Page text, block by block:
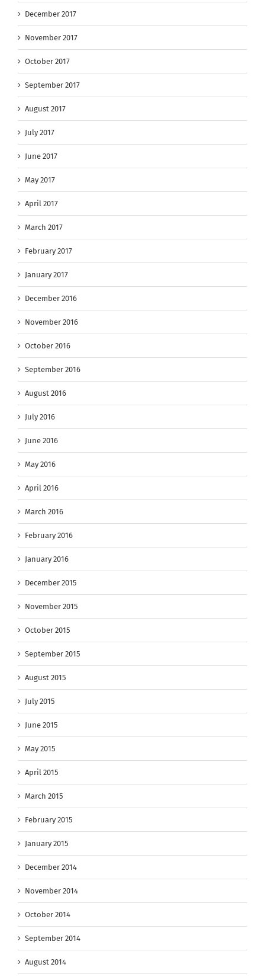
December 2017
November 2017
October 2017
September 2017
August 2017
July 2017
June 2017
May 2017
April 2017
March 2017
February 2017
January 2017
December 2016
November 2016
October 2016
September 2016
August 2016
July 2016
June 2016
May 2016
April 2016
March 2016
February 2016
January 2016
December 2015
November 2015
October 2015
September 2015
August 2015
July 2015
June 2015
May 2015
April 2015
March 2015
February 2015
January 2015
December 2014
November 2014
October 2014
September 2014
August 2014